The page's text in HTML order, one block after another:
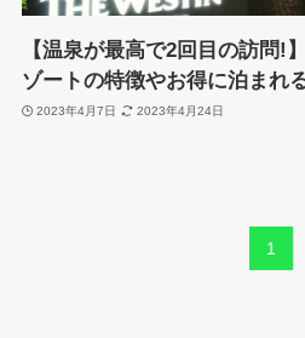
【温泉が最高で2回目の訪問
ゾートの特徴やお得に泊まれ
2023年4月7日 2023年4月24日
1